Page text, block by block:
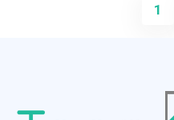
1